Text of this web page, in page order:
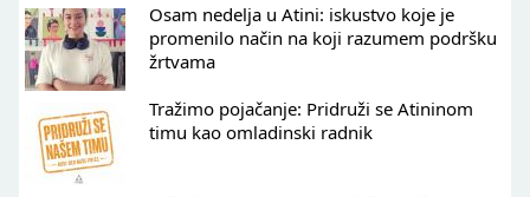
Osam nedelja u Atini: iskustvo koje je
promenilo način na koji razumem podršku
žrtvama
Tražimo pojačanje: Pridruži se Atininom
timu kao omladinski radnik